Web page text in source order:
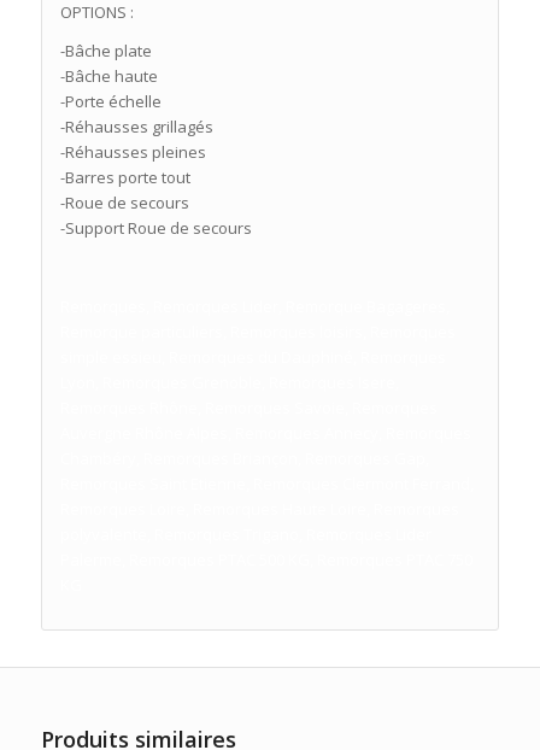
OPTIONS :
-Bâche plate
-Bâche haute
-Porte échelle
-Réhausses grillagés
-Réhausses pleines
-Barres porte tout
-Roue de secours
-Support Roue de secours
Produits similaires